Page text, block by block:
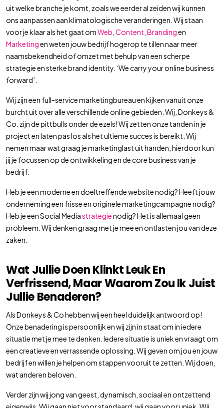
uit welke branche je komt, zoals we eerder al zeiden wij kunnen
ons aanpassen aan klimatologische veranderingen. Wij staan
voor je klaar als het gaat omWeb Content Brandingen
Marketingen weten jouw bedrijf hogerop te tillen naar meer
naamsbekendheid of omzet met behulp van een scherpe
strategie en sterke brand identity. ‘We carry your online business
forward’.
Wij zijn een full-service marketingbureau en kijken vanuit onze
burcht uit over alle verschillende online gebieden. Wij, Donkeys &
Co. zijn de pittbulls onder de ezels! Wij zetten onze tanden in je
project en laten pas los als het ultieme succes is bereikt. Wij
nemen maar wat graag je marketinglast uit handen, hierdoor kun
jij je focussen op de ontwikkeling en de core business van je
bedrijf.
Heb je een moderne en doeltreffende website nodig? Heeft jouw
onderneming een frisse en originele marketingcampagne nodig?
Heb je een Social Mediastrategienodig? Het is allemaal geen
probleem. Wij denken graag met je mee en ontlasten jou van deze
zaken.
Wat Jullie Doen Klinkt Leuk En
Verfrissend, Maar Waarom Zou Ik Juist
Jullie Benaderen?
Als Donkeys & Co hebben wij een heel duidelijk antwoord op!
Onze benadering is persoonlijk en wij zijn in staat om in iedere
situatie met je mee te denken. Iedere situatie is uniek en vraagt om
een creatieve en verrassende oplossing. Wij geven om jou en jouw
bedrijf en willen je helpen om stappen vooruit te zetten. Wij doen,
wat anderen beloven.
Verder zijn wij jong van geest, dynamisch, sociaal en ontzettend